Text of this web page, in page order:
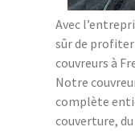
Avec
sûr de profiter
couvreurs à
Notre
complète
couverture,